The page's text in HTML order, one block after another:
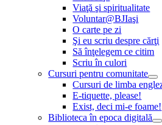
Viaţă şi spiritualitate
Voluntar@BJIaşi
O carte pe zi
Şi eu scriu despre cărţi
Să înţelegem ce citim
Scriu în culori
Cursuri pentru comunitate
Cursuri de limba
E-tiquette, please!
Exist, deci mi-e foame!
Biblioteca în epoca digitală